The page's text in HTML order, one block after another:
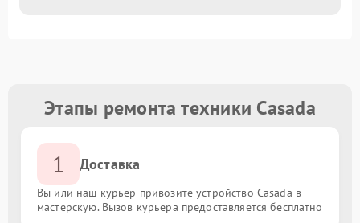
Этапы ремонта техники Casada
1 Доставка
Вы или наш курьер привозите устройство Casada в
мастерскую. Вызов курьера предоставляется бесплатно